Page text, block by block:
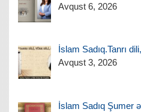
Avqust 6, 2026
İslam Sadıq.Tanrı
Avqust 3, 2026
İslam Sadıq Şumer